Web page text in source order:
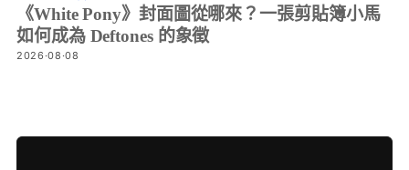
《White Pony》封面圖從哪來？一張剪貼簿小馬
如何成為 Deftones 的象徵
2026·08·08